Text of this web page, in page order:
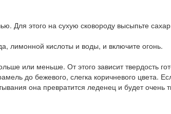
Для этого на сухую сковороду высыпьте
лимонной кислоты и воды, и включите огонь.
или меньше. От этого зависит твердость
до бежевого, слегка коричневого цвета.
она превратится леденец и будет очень